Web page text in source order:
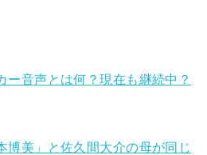
音声とは何？現在も継続中？
美」と佐久間大介の母が同じ